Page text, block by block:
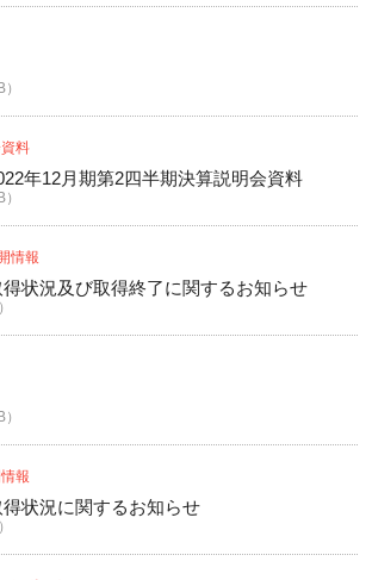
料
年12月期第2四半期決算説明会資料
情報
状況及び取得終了に関するお知らせ
報
状況に関するお知らせ